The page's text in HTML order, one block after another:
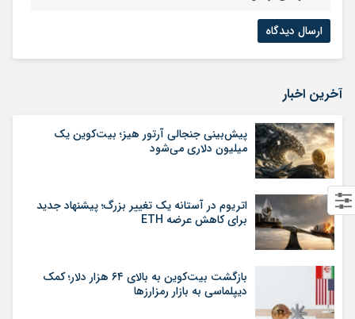
آخرین اخبار
پیش‌بینی جنجالی آرتور هیز؛ بیت‌کوین یک
میلیون دلاری می‌شود
اتریوم در آستانه یک تغییر بزرگ؛ پیشنهاد جدید
برای کاهش عرضه ETH
بازگشت بیت‌کوین به بالای ۶۴ هزار دلار؛ کمک
دیپلماسی به بازار رمزارزها